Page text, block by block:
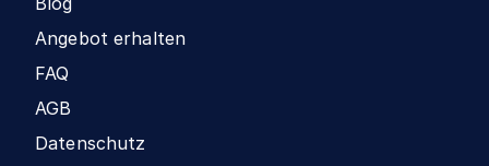
Angebot erhalten
FAQ
AGB
Datenschutz